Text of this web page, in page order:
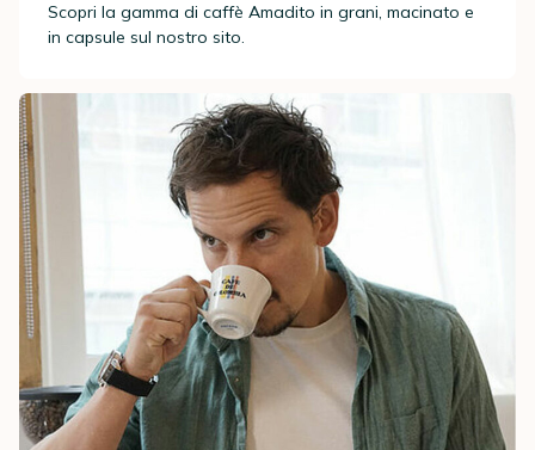
Scopri la gamma di caffè Amadito in grani, macinato e
in capsule sul nostro sito.